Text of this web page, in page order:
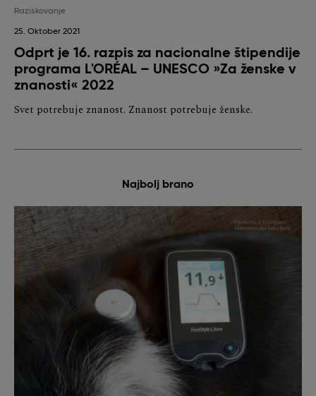
Raziskovanje
25. Oktober 2021
Odprt je 16. razpis za nacionalne štipendije
programa L'ORÉAL – UNESCO »Za ženske v
znanosti« 2022
Svet potrebuje znanost. Znanost potrebuje ženske.
Najbolj brano